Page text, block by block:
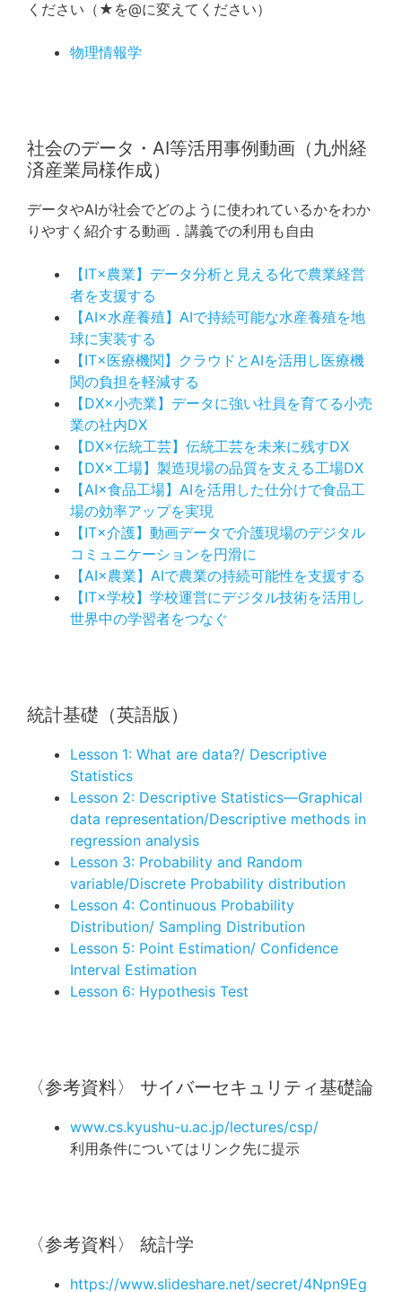
ください（★を@に変えてください）
物理情報学
社会のデータ・AI等活用事例動画（九州経
済産業局様作成）
データやAIが社会でどのように使われているかをわか
りやすく紹介する動画．講義での利用も自由
【IT×農業】データ分析と見える化で農業経営
者を支援する
【AI×水産養殖】AIで持続可能な水産養殖を地
球に実装する
【IT×医療機関】クラウドとAIを活用し医療機
関の負担を軽減する
【DX×小売業】データに強い社員を育てる小売
業の社内DX
【DX×伝統工芸】伝統工芸を未来に残すDX
【DX×工場】製造現場の品質を支える工場DX
【AI×食品工場】AIを活用した仕分けで食品工
場の効率アップを実現
【IT×介護】動画データで介護現場のデジタル
コミュニケーションを円滑に
【AI×農業】AIで農業の持続可能性を支援する
【IT×学校】学校運営にデジタル技術を活用し
世界中の学習者をつなぐ
統計基礎（英語版）
Lesson 1: What are data?/ Descriptive
Statistics
Lesson 2: Descriptive Statistics—Graphical
data representation/Descriptive methods in
regression analysis
Lesson 3: Probability and Random
variable/Discrete Probability distribution
Lesson 4: Continuous Probability
Distribution/ Sampling Distribution
Lesson 5: Point Estimation/ Confidence
Interval Estimation
Lesson 6: Hypothesis Test
〈参考資料〉 サイバーセキュリティ基礎論
www.cs.kyushu-u.ac.jp/lectures/csp/
利用条件についてはリンク先に提示
〈参考資料〉 統計学
https://www.slideshare.net/secret/4Npn9Eg